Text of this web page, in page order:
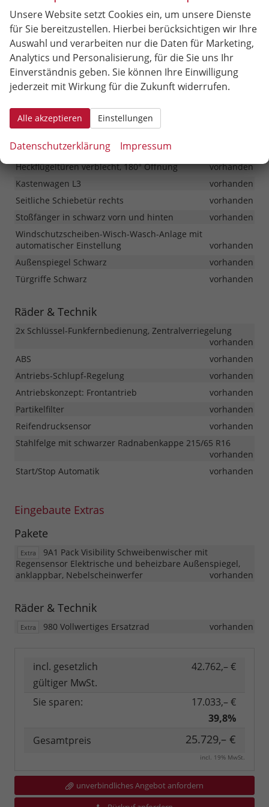
Berganfahrassistent / Auto Hold
vorhanden
Bremsassistent
vorhanden
Cruise Control- Geschwindigkeitsregler
vorhanden
Frontairbag für Fahrer-und Beifahrer
vorhanden
Geschwindigkeitsregelanlage
vorhanden
Halogen Hauptscheinwerfer mit Streuscheibe aus
Außen
Außenspiegel elektr. verstell-und heizbar
Heckflügeltüren verblecht, 180° Öffnung
vorhanden
Kastenwagen L3
vorhanden
Seitliche Schiebetür rechts
vorhanden
Stoßfänger in schwarz vorn und hinten
vorhanden
Windschutzscheiben-Wisch-Wasch-Anlage mit
automatischer Einstellung
vorhanden
Außenspiegel Schwarz
vorhanden
Türgriffe Schwarz
vorhanden
Räder & Technik
2x Schlüssel-Funkfernbedienung, Zentralverriegelung
vorhanden
ABS
vorhanden
Antriebs-Schlupf-Regelung
vorhanden
Antriebskonzept: Frontantrieb
vorhanden
Partikelfilter
vorhanden
Reifendrucksensor
vorhanden
Stahlfelge mit schwarzer Radnabenkappe 215/65 R16
vorhanden
Start/Stop Automatik
vorhanden
Eingebaute Extras
Pakete
Extra
9A1 Pack Visibility Schweibenwischer mit
Regensensor Elektrische und beheizbare Außenspiegel,
anklappbar, Nebelscheinwerfer
vorhanden
Räder & Technik
Extra 980 Vollwertiges Ersatzrad vorhanden
incl. gesetzlich
gültiger MwSt.
42.762,– €
Sie sparen:
17.033,– €
39,8%
Gesamtpreis
25.729,– €
incl. 19% MwSt.
unverbindliches Angebot anfordern
Unsere Website setzt Cookies ein, um unsere Dienste
für Sie bereitzustellen. Hierbei berücksichtigen wir Ihre
Auswahl und verarbeiten nur die Daten für Marketing,
Analytics und Personalisierung, für die Sie uns Ihr
Einverständnis geben. Sie können Ihre Einwilligung
jederzeit mit Wirkung für die Zukunft widerrufen.
Alle akzeptieren Einstellungen
Datenschutzerklärung Impressum